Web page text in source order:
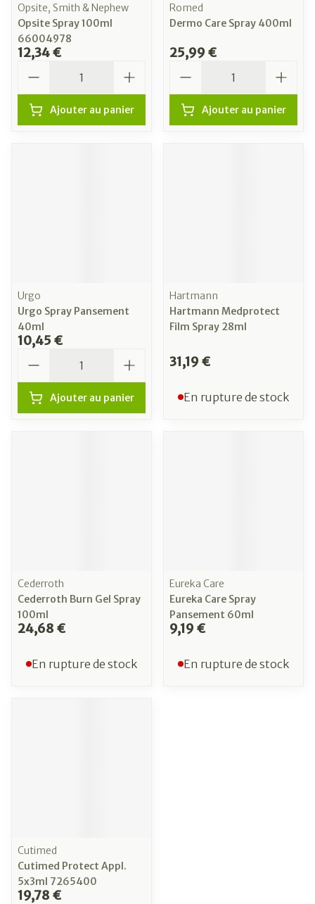
Opsite, Smith & Nephew
Opsite Spray 100ml
66004978
12,34 €
Ajouter au panier
Romed
Dermo Care Spray 400ml
25,99 €
Ajouter au panier
Urgo
Urgo Spray Pansement
40ml
10,45 €
Ajouter au panier
Hartmann
Hartmann Medprotect
Film Spray 28ml
31,19 €
En rupture de stock
Cederroth
Cederroth Burn Gel Spray
100ml
24,68 €
En rupture de stock
Eureka Care
Eureka Care Spray
Pansement 60ml
9,19 €
En rupture de stock
Cutimed
Cutimed Protect Appl.
5x3ml 7265400
19,78 €